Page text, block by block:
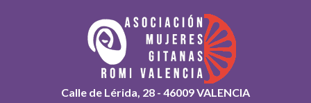
Calle de Lérida, 28 - 46009 VALENCIA